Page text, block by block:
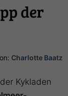
der
Charlotte Baatz
Kykladen